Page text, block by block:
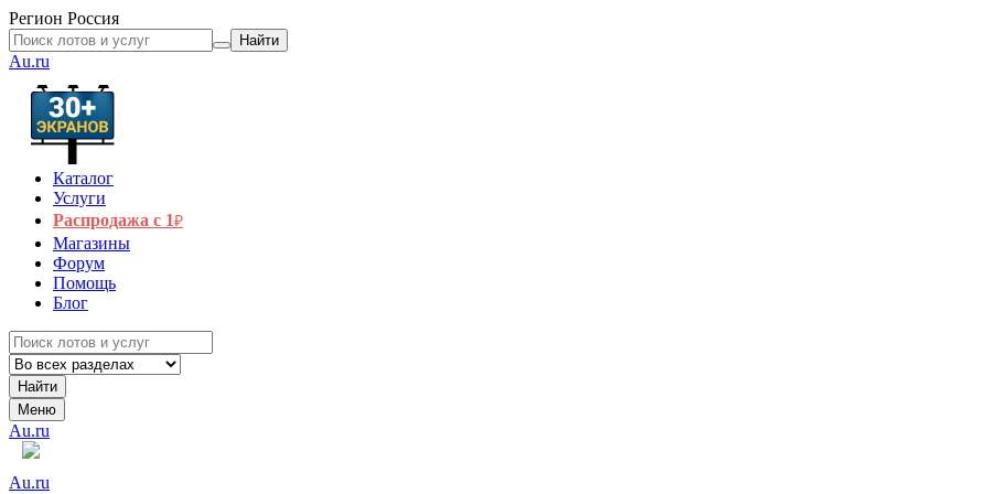
Регион Россия
Найти
Au.ru
Каталог
Услуги
Распродажа с 1₽
Магазины
Форум
Помощь
Блог
Найти
Меню
Au.ru
Au.ru